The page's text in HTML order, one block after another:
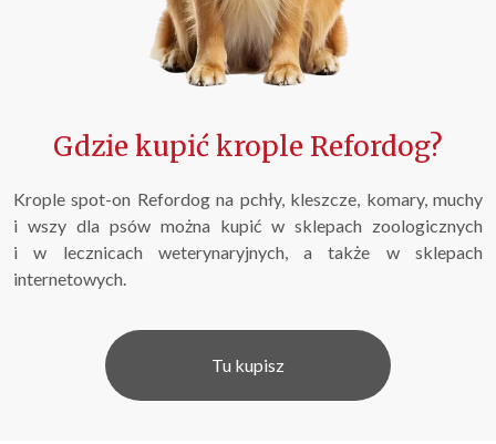
Gdzie kupić krople Refordog?
Krople spot-on Refordog na pchły, kleszcze, komary, muchy
i wszy dla psów można kupić w sklepach zoologicznych
i w lecznicach weterynaryjnych, a także w sklepach
internetowych.
Tu kupisz